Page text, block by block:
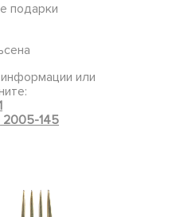
подарки
или
2005-145